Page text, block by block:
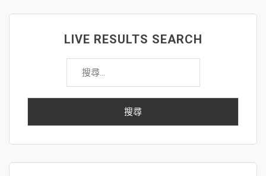
LIVE RESULTS SEARCH
搜
關